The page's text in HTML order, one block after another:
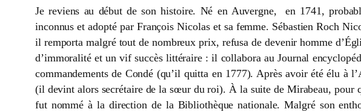
Je reviens au début de son histoire. Né en Auvergne, en 1741,
inconnus et adopté par François Nicolas et sa femme. Sébastien Roch
il remporta malgré tout de nombreux prix, refusa de devenir homme
d’immoralité et un vif succès littéraire : il collabora au Journal
commandements de Condé (qu’il quitta en 1777). Après avoir été élu à
(il devint alors secrétaire de la sœur du roi). À la suite de Mirabeau,
fut nommé à la direction de la Bibliothèque nationale. Malgré son